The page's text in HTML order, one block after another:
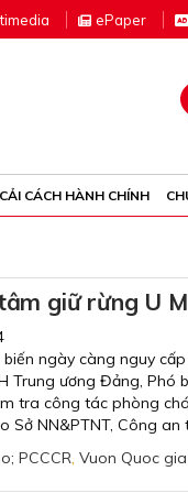
ePaper
CẢI CÁCH HÀNH CHÍNH
giữ rừng U
biến ngày càng nguy
Trung ương Đảng, Phó
tra công tác phòng
Sở NN&PTNT, Công an
PCCCR, Vuon Quoc